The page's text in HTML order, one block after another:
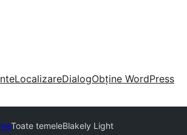
LocalizareDialogObține WordPress
Toate temeleBlakely Light